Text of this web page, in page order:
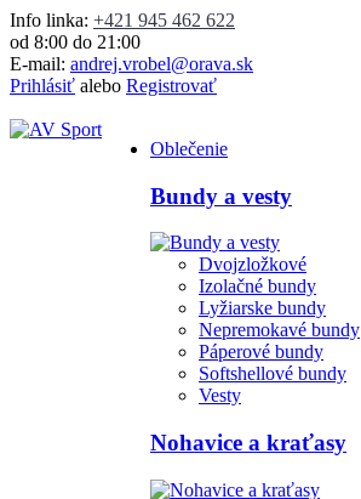
Info linka: +421 945 462 622
od 8:00 do 21:00
E-mail: andrej.vrobel@orava.sk
Prihlásiť alebo Registrovať
Oblečenie
Bundy a vesty
Dvojzložkové
Izolačné bundy
Lyžiarske bundy
Nepremokavé bundy
Páperové bundy
Softshellové bundy
Vesty
Nohavice a kraťasy